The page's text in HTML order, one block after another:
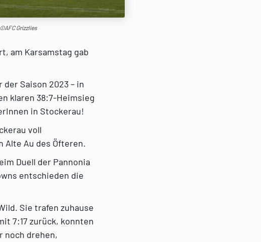
Grizzlies
am Karsamstag gab
Saison 2023 – in
klaren 38:7-Heimsieg
in Stockerau!
voll
Alte Au des Öfteren.
Duell der Pannonia
entschieden die
Sie trafen zuhause
7:17 zurück, konnten
noch drehen,